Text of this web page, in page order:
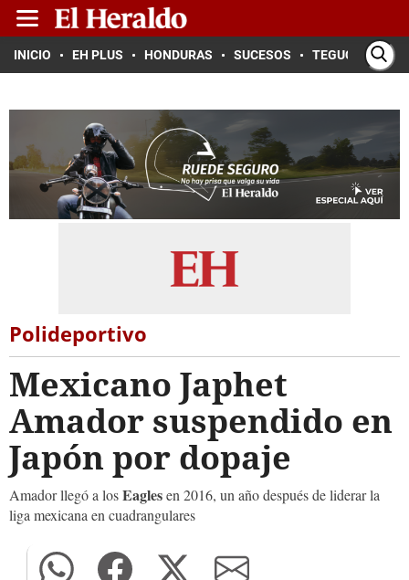
INICIO EH PLUS HONDURAS SUCESOS TEGUCIGALPA
Polideportivo
Mexicano Japhet
Amador suspendido en
Japón por dopaje
Amador llegó a losEaglesen 2016, un año después de liderar la
liga mexicana en cuadrangulares